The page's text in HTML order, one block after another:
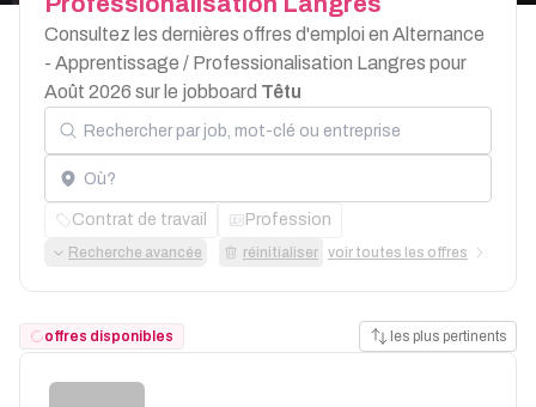
Consultez les dernières offres d'emploi en Alternance
- Apprentissage / Professionalisation Langres pour
Août 2026 sur le jobboard Têtu
Rechercher par job, mot-clé ou entreprise
Localisation
Contrat de travail Profession
Recherche avancée réinitialiser voir toutes les offres
offres disponibles les plus pertinents